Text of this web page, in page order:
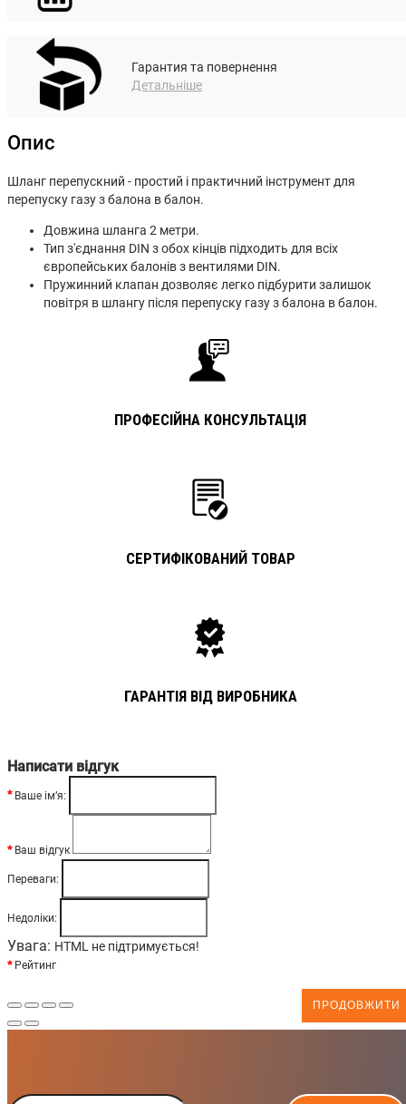
Гарантия та повернення
Детальніше
Опис
Шланг перепускний - простий і практичний інструмент для
перепуску газузбалона вбалон.
Довжина шланга 2 метри.
Тип з'єднання DIN зобох кінців підходить для всіх
європейськихбалонівз вентилями DIN.
Пружинний клапан дозволяє легко підбурити залишок
повітря в шлангу після перепуску газузбалона вбалон.
ПРОФЕСІЙНА КОНСУЛЬТАЦІЯ
СЕРТИФІКОВАНИЙ ТОВАР
ГАРАНТІЯ ВІД ВИРОБНИКА
Написати відгук
Ваше ім’я:
Ваш відгук
Переваги:
Недоліки:
Увага: HTML не підтримується!
Рейтинг
ПРОДОВЖИТИ